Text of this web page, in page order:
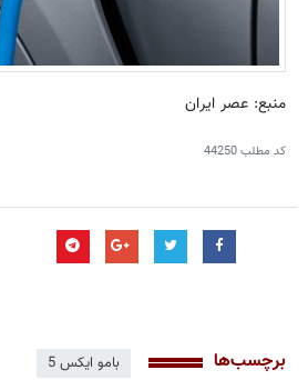
منبع: عصر ایران
کد مطلب44250
برچسب‌ها بامو ایکس 5